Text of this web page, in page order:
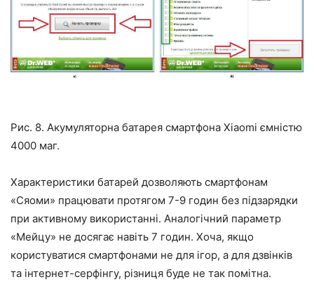
Рис. 8. Акумуляторна батарея смартфона Xiaomi ємністю
4000 маг.
Характеристики батарей дозволяють смартфонам
«Сяоми» працювати протягом 7-9 годин без підзарядки
при активному використанні. Аналогічний параметр
«Мейцу» не досягає навіть 7 годин. Хоча, якщо
користуватися смартфонами не для ігор, а для дзвінків
та інтернет-серфінгу, різниця буде не так помітна.